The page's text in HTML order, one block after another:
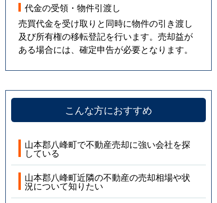
代金の受領・物件引渡し
売買代金を受け取りと同時に物件の引き渡し
及び所有権の移転登記を行います。売却益が
ある場合には、確定申告が必要となります。
こんな方におすすめ
山本郡八峰町で不動産売却に強い会社を探
している
山本郡八峰町近隣の不動産の売却相場や状
況について知りたい